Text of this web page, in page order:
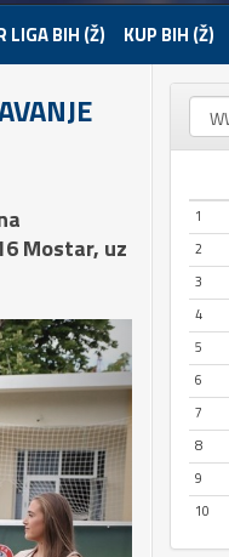
LIGA BIH (Ž) KUP BIH (Ž)
Mostar, uz
1
2
3
4
5
6
7
8
9
10